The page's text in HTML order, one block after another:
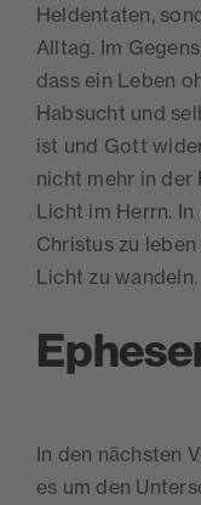
Heldentaten,
Alltag. Im
dass ein Leben
Habsucht und
ist und Gott
nicht mehr in der
Licht im Herrn.
Christus zu
Licht zu wandeln.
In den nächsten
es um den